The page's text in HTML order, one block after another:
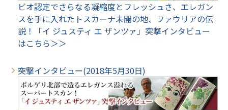
ビオ認定でさらなる凝縮度とフレッシュさ、エレガン
スを手に入れたトスカーナ未開の地、ファウリアの伝
説！「イ ジュスティ エ ザンツァ」突撃インタビュー
はこちら＞＞
突撃インタビュー(2018年5月30日)